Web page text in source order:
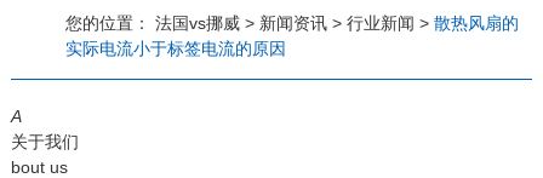
应用案例
工程案例
解决方案
新闻资讯
法国vs挪威
行业资讯
常见问题
您的位置： 法国vs挪威> 新闻资讯> 行业新闻 > 散热风扇的
实际电流小于标签电流的原因
A
关于我们
bout us